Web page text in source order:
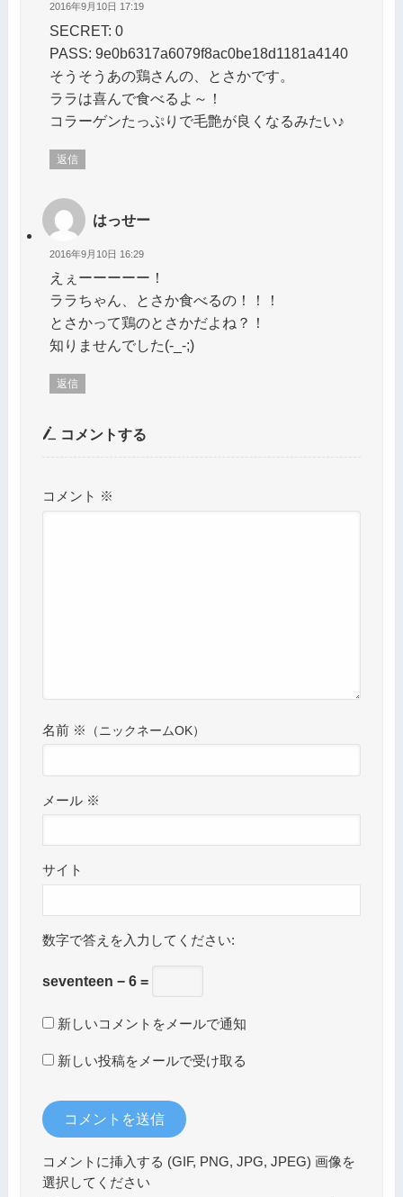
2016年9月10日 17:19
SECRET: 0
PASS: 9e0b6317a6079f8ac0be18d1181a4140
そうそうあの鶏さんの、とさかです。
ララは喜んで食べるよ～！
コラーゲンたっぷりで毛艶が良くなるみたい♪
返信
はっせー
2016年9月10日 16:29
えぇーーーーー！
ララちゃん、とさか食べるの！！！
とさかって鶏のとさかだよね？！
知りませんでした(-_-;)
返信
コメントする
コメント ※
名前 ※
メール ※
サイト
数字で答えを入力してください:
seventeen − 6 =
新しいコメントをメールで通知
新しい投稿をメールで受け取る
コメントに挿入する (GIF, PNG, JPG, JPEG) 画像を
選択してください